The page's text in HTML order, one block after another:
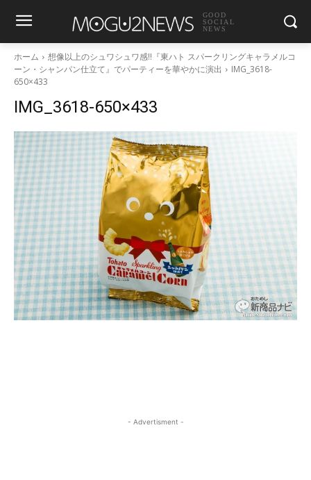
GOOD
SOCIAL
NEWS
ホーム
想像以上のシュワシュワ感!!『東ハト スパークリングキャラメルコ
ーン・シャンパン仕立て』でパーティーを華やかに演出
IMG_3618-
650×433
IMG_3618-650×433
- Advertisment -